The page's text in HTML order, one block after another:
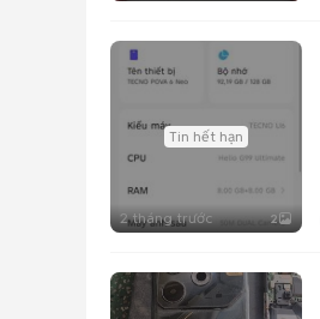
Tin hết hạn
2 tháng trước 2